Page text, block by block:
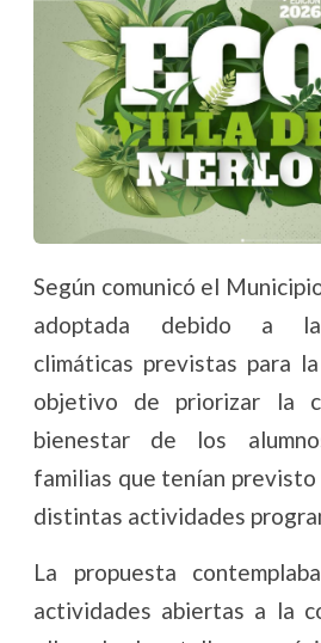
Según comunicó el
adoptada debido a
climáticas previstas para
objetivo de priorizar la
bienestar de los
familias que tenían
distintas actividades
La propuesta
actividades abiertas a la